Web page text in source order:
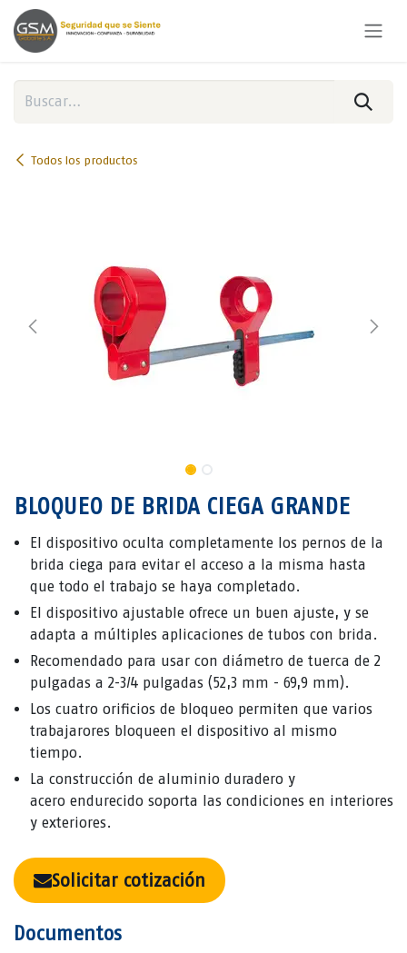
Ir al contenido
Todos los productos
BLOQUEO DE BRIDA CIEGA GRANDE
El dispositivo oculta completamente los pernos de la
brida ciega para evitar el acceso a la misma hasta
que todo el trabajo se haya completado.
El dispositivo ajustable ofrece un buen ajuste, y se
adapta a múltiples aplicaciones de tubos con brida.
Recomendado para usar con diámetro de tuerca de 2
pulgadas a 2-3/4 pulgadas (52,3 mm - 69,9 mm).
Los cuatro orificios de bloqueo permiten que varios
trabajarores bloqueen el dispositivo al mismo
tiempo.
La construcción de aluminio duradero y
acero endurecido soporta las condiciones en interiores
y exteriores.
Solicitar cotización
Documentos